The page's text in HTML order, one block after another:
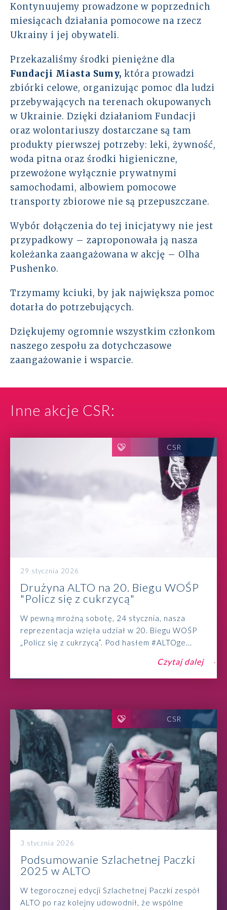
Rozwiązania
Dołącz do nas
Dlaczego ALTO
Case studies
Baza wiedzy
ALTOstratus
Kontakt
Kontynuujemy prowadzone w poprzednich
miesiącach działania pomocowe na rzecz
Ukrainy i jej obywateli.
Przekazaliśmy środki pieniężne dla
Fundacji Miasta Sumy, która prowadzi
zbiórki celowe, organizując pomoc dla ludzi
przebywających na terenach okupowanych
w Ukrainie. Dzięki działaniom Fundacji
oraz wolontariuszy dostarczane są tam
produkty pierwszej potrzeby: leki, żywność,
woda pitna oraz środki higieniczne,
przewożone wyłącznie prywatnymi
samochodami, albowiem pomocowe
transporty zbiorowe nie są przepuszczane.
Wybór dołączenia do tej inicjatywy nie jest
przypadkowy – zaproponowała ją nasza
koleżanka zaangażowana w akcję – Olha
Pushenko.
Trzymamy kciuki, by jak największa pomoc
dotarła do potrzebujących.
Dziękujemy ogromnie wszystkim członkom
naszego zespołu za dotychczasowe
zaangażowanie i wsparcie.
Inne akcje CSR:
CSR
29 stycznia 2026
Drużyna ALTO na 20. Biegu WOŚP
"Policz się z cukrzycą"
W pewną mroźną sobotę, 24 stycznia, nasza
reprezentacja wzięła udział w 20. Biegu WOŚP
„Policz się z cukrzycą”. Pod hasłem #ALTOge...
Czytaj dalej
CSR
3 stycznia 2026
Podsumowanie Szlachetnej Paczki
2025 w ALTO
W tegorocznej edycji Szlachetnej Paczki zespół
ALTO po raz kolejny udowodnił, że wspólne